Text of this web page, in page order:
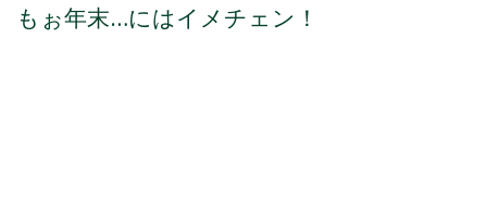
もぉ年末…にはイメチェン！